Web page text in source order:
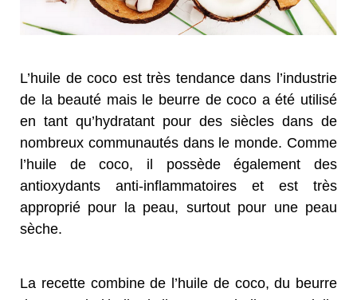
L’huile de coco est très tendance dans l’industrie
de la beauté mais le beurre de coco a été utilisé
en tant qu’hydratant pour des siècles dans de
nombreux communautés dans le monde. Comme
l’huile de coco, il possède également des
antioxydants anti-inflammatoires et est très
approprié pour la peau, surtout pour une peau
sèche.
La recette combine de l’huile de coco, du beurre